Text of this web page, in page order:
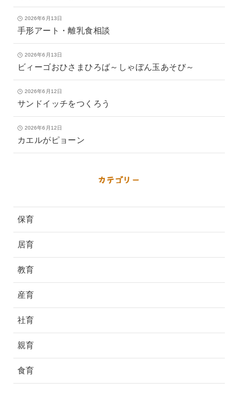
2026年6月13日
手形アート・離乳食相談
2026年6月13日
ビィーゴおひさまひろば～しゃぼん玉あそび～
2026年6月12日
サンドイッチをつくろう
2026年6月12日
カエルがピョーン
カテゴリー
保育
居育
教育
産育
社育
親育
食育